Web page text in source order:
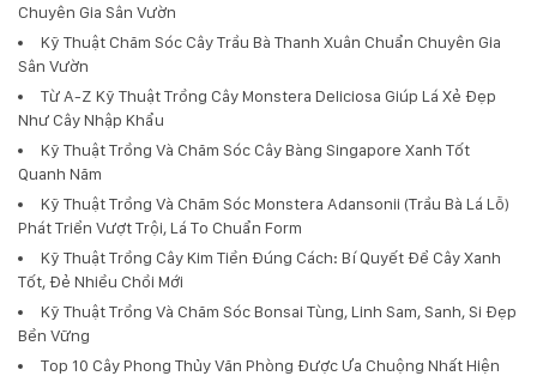
Chuyên Gia Sân Vườn
Kỹ Thuật Chăm Sóc Cây Trầu Bà Thanh Xuân Chuẩn Chuyên Gia
Sân Vườn
Từ A-Z Kỹ Thuật Trồng Cây Monstera Deliciosa Giúp Lá Xẻ Đẹp
Như Cây Nhập Khẩu
Kỹ Thuật Trồng Và Chăm Sóc Cây Bàng Singapore Xanh Tốt
Quanh Năm
Kỹ Thuật Trồng Và Chăm Sóc Monstera Adansonii (Trầu Bà Lá Lỗ)
Phát Triển Vượt Trội, Lá To Chuẩn Form
Kỹ Thuật Trồng Cây Kim Tiền Đúng Cách: Bí Quyết Để Cây Xanh
Tốt, Đẻ Nhiều Chồi Mới
Kỹ Thuật Trồng Và Chăm Sóc Bonsai Tùng, Linh Sam, Sanh, Si Đẹp
Bền Vững
Top 10 Cây Phong Thủy Văn Phòng Được Ưa Chuộng Nhất Hiện